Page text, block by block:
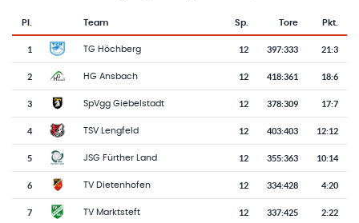
Tabelle mit Vereinsplatzierungen, Spielen, Toren und Punkten
Pl.
Team-Logo
Team Sp. Tore Pkt.
1 TG Höchberg 12 397:333 21:3
2 HG Ansbach 12 418:361 18:6
3 SpVgg Giebelstadt 12 378:309 17:7
4 TSV Lengfeld 12 403:403 12:12
5 JSG Fürther Land 12 355:363 10:14
6 TV Dietenhofen 12 334:428 4:20
7 TV Marktsteft 12 337:425 2:22